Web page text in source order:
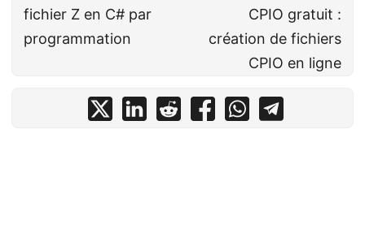
fichier Z en C# par
programmation
CPIO gratuit :
création de fichiers
CPIO en ligne